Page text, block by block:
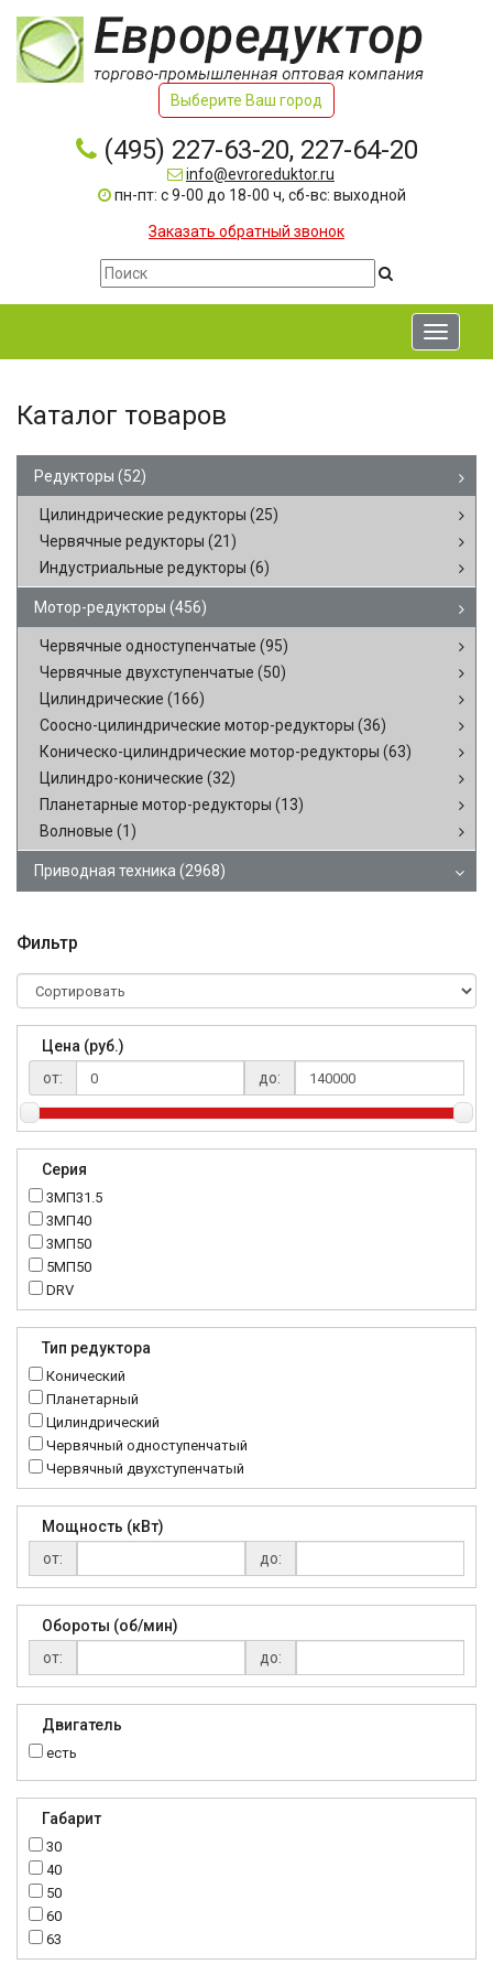
Выберите Ваш город
(495) 227-63-20, 227-64-20
info@evroreduktor.ru
пн-пт: с 9-00 до 18-00 ч, сб-вс: выходной
Заказать обратный звонок
Toggle
Каталог товаров
Редукторы (52)
Цилиндрические редукторы (25)
Червячные редукторы (21)
Индустриальные редукторы (6)
Мотор-редукторы (456)
Червячные одноступенчатые (95)
Червячные двухступенчатые (50)
Цилиндрические (166)
Соосно-цилиндрические мотор-редукторы (36)
Коническо-цилиндрические мотор-редукторы (63)
Цилиндро-конические (32)
Планетарные мотор-редукторы (13)
Волновые (1)
Приводная техника (2968)
Фильтр
Цена (руб.)
от:
до:
Серия
3МП31.5
3МП40
3МП50
5МП50
DRV
K..DR
MTC
NMRV
RC
Тип редуктора
Конический
Планетарный
Цилиндрический
Червячный одноступенчатый
Червячный двухступенчатый
Мощность (кВт)
от:
до:
Обороты (об/мин)
от:
до:
Двигатель
есть
Габарит
30
40
50
60
63
70